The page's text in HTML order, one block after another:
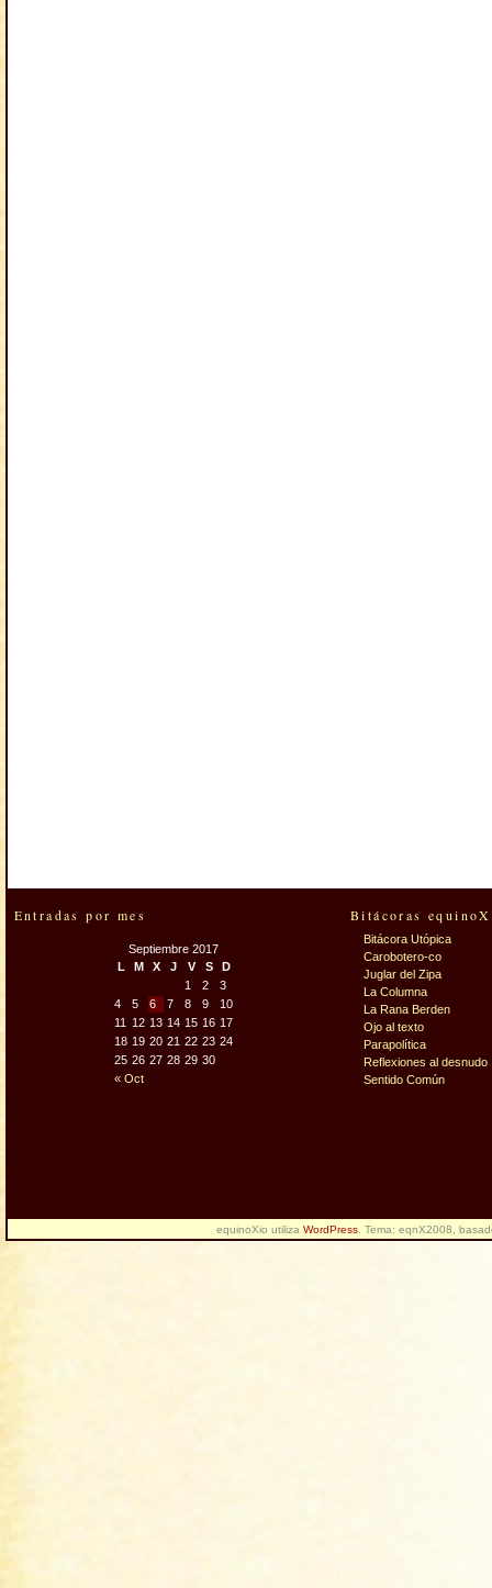
Entradas por mes
Septiembre 2017
L
M X J V S D
« Oct
1 2
3
4
5 6 7 8 9
10
11
12 13 14 15 16 17
18 19 20 21 22 23 24
25 26 27 28 29 30
Bitácoras
Bitácora Utópica
Carobotero-co
Juglar del Zipa
La Columna
La Rana Berden
Ojo al texto
Parapolítica
Reflexiones al desnudo
Sentido Común
equinoXio utiliza WordPress . Tema: eqnX2008,